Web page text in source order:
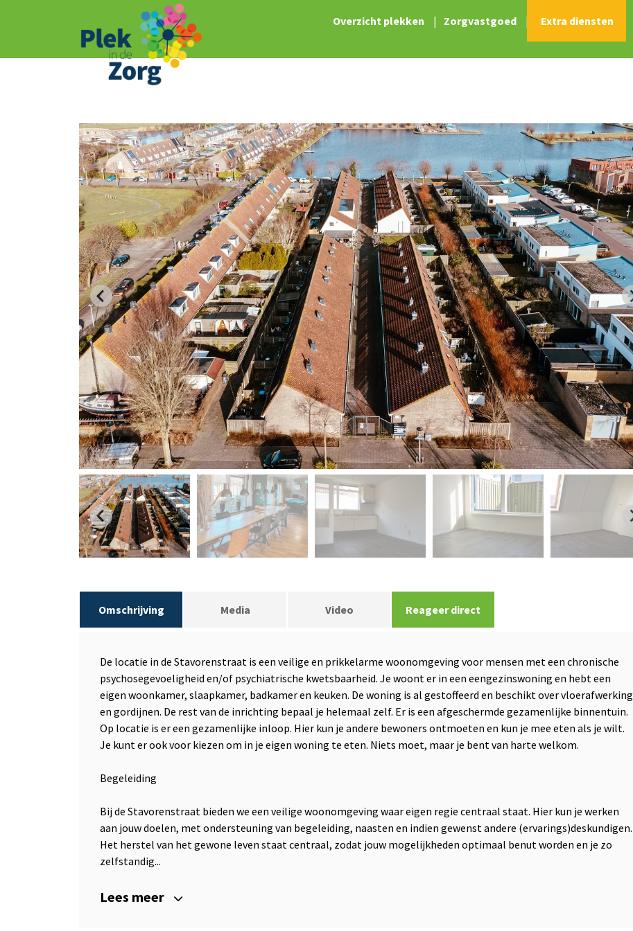
Overzicht plekken | Zorgvastgoed | Extra diensten
Omschrijving Media Video Reageer direct
De locatie in de Stavorenstraat is een veilige en prikkelarme woonomgeving voor mensen met een chronische
psychosegevoeligheid en/of psychiatrische kwetsbaarheid. Je woont er in een eengezinswoning en hebt een
eigen woonkamer, slaapkamer, badkamer en keuken. De woning is al gestoffeerd en beschikt over vloerafwerking
en gordijnen. De rest van de inrichting bepaal je helemaal zelf. Er is een afgeschermde gezamenlijke binnentuin.
Op locatie is er een gezamenlijke inloop. Hier kun je andere bewoners ontmoeten en kun je mee eten als je wilt.
Je kunt er ook voor kiezen om in je eigen woning te eten. Niets moet, maar je bent van harte welkom.
Begeleiding
Bij de Stavorenstraat bieden we een veilige woonomgeving waar eigen regie centraal staat. Hier kun je werken
aan jouw doelen, met ondersteuning van begeleiding, naasten en indien gewenst andere (ervarings)deskundigen.
Het herstel van het gewone leven staat centraal, zodat jouw mogelijkheden optimaal benut worden en je zo
zelfstandig...
Lees meer